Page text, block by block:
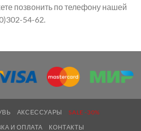
позвонить по телефону нашей
54-62.
АКСЕССУАРЫ
SALE -30%
И ОПЛАТА
КОНТАКТЫ